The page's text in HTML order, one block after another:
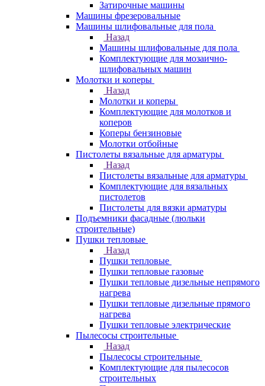
Затирочные машины
Машины фрезеровальные
Машины шлифовальные для пола
Назад
Машины шлифовальные для пола
Комплектующие для мозаично-
шлифовальных машин
Молотки и коперы
Назад
Молотки и коперы
Комплектующие для молотков и
коперов
Коперы бензиновые
Молотки отбойные
Пистолеты вязальные для арматуры
Назад
Пистолеты вязальные для арматуры
Комплектующие для вязальных
пистолетов
Пистолеты для вязки арматуры
Подъемники фасадные (люльки
строительные)
Пушки тепловые
Назад
Пушки тепловые
Пушки тепловые газовые
Пушки тепловые дизельные непрямого
нагрева
Пушки тепловые дизельные прямого
нагрева
Пушки тепловые электрические
Пылесосы строительные
Назад
Пылесосы строительные
Комплектующие для пылесосов
строительных